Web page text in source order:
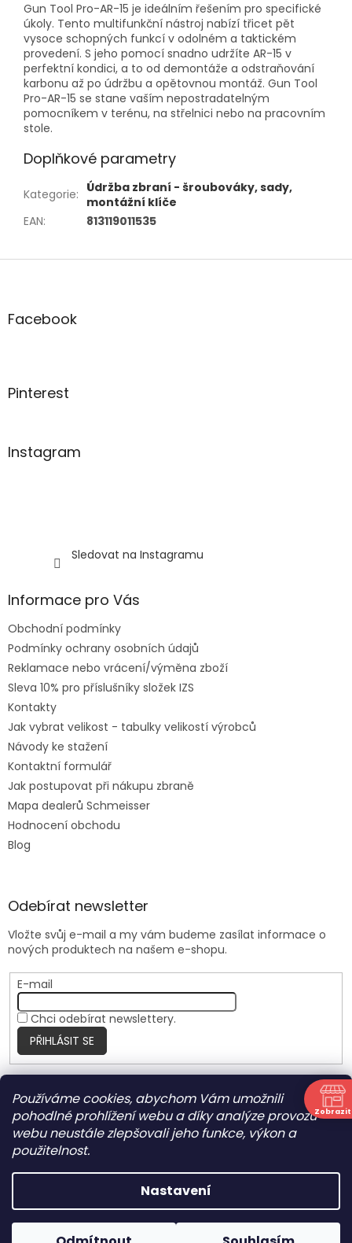
Používáme cookies, abychom Vám umožnili
pohodlné prohlížení webu a díky analýze provozu
webu neustále zlepšovali jeho funkce, výkon a
použitelnost.
Nastavení
Gun Tool Pro-AR-15 je ideálním řešením pro specifické
úkoly. Tento multifunkční nástroj nabízí třicet pět
vysoce schopných funkcí v odolném a taktickém
provedení. S jeho pomocí snadno udržíte AR-15 v
perfektní kondici, a to od demontáže a odstraňování
karbonu až po údržbu a opětovnou montáž. Gun Tool
Pro-AR-15 se stane vaším nepostradatelným
pomocníkem v terénu, na střelnici nebo na pracovním
stole.
Doplňkové parametry
Kategorie: Údržba zbraní - šroubováky, sady,
montážní klíče
EAN: 813119011535
Z
aFacebook
Pinterest
Instagram
Sledovat na Instagramu
Informace pro Vás
Obchodní podmínky
Podmínky ochrany osobních údajů
Reklamace nebo vrácení/výměna zboží
Sleva 10% pro příslušníky složek IZS
Kontakty
Jak vybrat velikost - tabulky velikostí výrobců
Návody ke stažení
Kontaktní formulář
Jak postupovat při nákupu zbraně
Mapa dealerů Schmeisser
Hodnocení obchodu
Blog
Odebírat newsletter
Vložte svůj e-mail a my vám budeme zasílat informace o
nových produktech na našem e-shopu.
E-mail
Chci odebírat newslettery.
PŘIHLÁSIT SE
Nite Ize Czech
Copyright 2026HARRANT. Všechna práva vyhrazena.
Zobrazit